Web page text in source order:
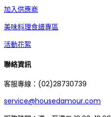
加入供應商
美味料理食譜專區
活動花絮
聯絡資訊
客服專線：(02)28730739
service@housedamour.com